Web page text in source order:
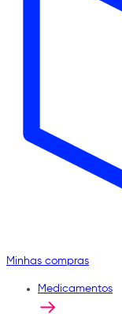
Minhas compras
Medicamentos